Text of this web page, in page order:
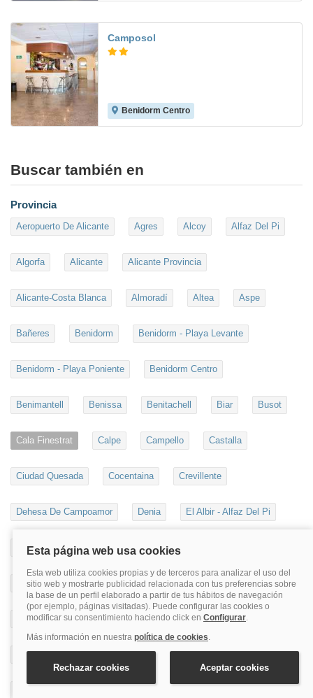
Camposol
Benidorm Centro
Buscar también en
Provincia
Aeropuerto De Alicante Agres Alcoy Alfaz Del Pi
Algorfa Alicante Alicante Provincia
Alicante-Costa Blanca Almoradí Altea Aspe
Bañeres Benidorm Benidorm - Playa Levante
Benidorm - Playa Poniente Benidorm Centro
Benimantell Benissa Benitachell Biar Busot
Cala Finestrat Calpe Campello Castalla
Ciudad Quesada Cocentaina Crevillente
Dehesa De Campoamor Denia El Albir - Alfaz Del Pi
El Altet Elche Elda Els Poblets
Guadalest Guardamar Del Segura Ibi
Isla De Tabarca Javea L'albir La Nucía
Moraira Novelda Ondara Onil Orba